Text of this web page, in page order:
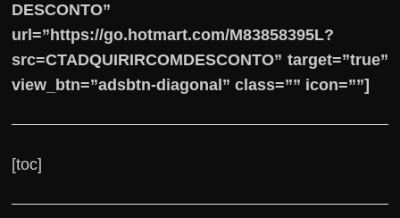
DESCONTO”
url=”https://go.hotmart.com/M83858395L?
src=CTADQUIRIRCOMDESCONTO” target=”true”
view_btn=”adsbtn-diagonal” class=”” icon=””]
[toc]